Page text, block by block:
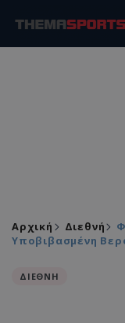
Αρχική Διεθνή
Υποβιβασμένη
ΔΙΕΘΝΗ